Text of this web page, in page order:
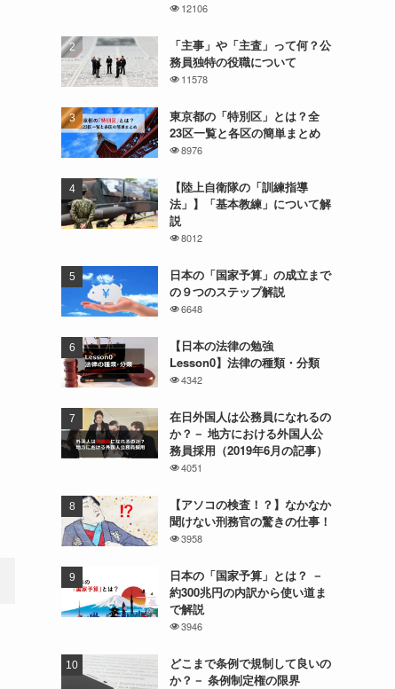
12106
「主事」や「主査」って何？公
務員独特の役職について
11578
東京都の「特別区」とは？全
23区一覧と各区の簡単まとめ
8976
【陸上自衛隊の「訓練指導
法」】「基本教練」について解
説
8012
日本の「国家予算」の成立まで
の９つのステップ解説
6648
【日本の法律の勉強
Lesson0】法律の種類・分類
4342
在日外国人は公務員になれるの
か？－ 地方における外国人公
務員採用（2019年6月の記事）
4051
【アソコの検査！？】なかなか
聞けない刑務官の驚きの仕事！
3958
日本の「国家予算」とは？ －
約300兆円の内訳から使い道ま
で解説
3946
どこまで条例で規制して良いの
か？－ 条例制定権の限界